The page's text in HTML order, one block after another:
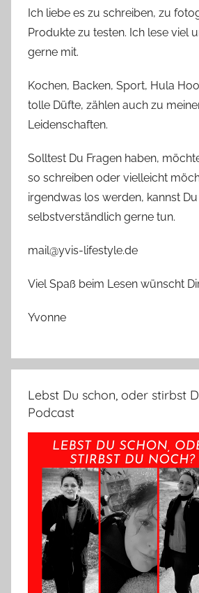
Ich liebe es zu schreiben, zu
Produkte zu testen. Ich lese viel
gerne mit.
Kochen, Backen, Sport, Hula
tolle Düfte, zählen auch zu
Leidenschaften.
Solltest Du Fragen haben,
so schreiben oder vielleicht
irgendwas los werden, kannst
selbstverständlich gerne tun.
mail@yvis-lifestyle.de
Viel Spaß beim Lesen wünscht
Yvonne
Lebst Du schon, oder stirbst
Podcast